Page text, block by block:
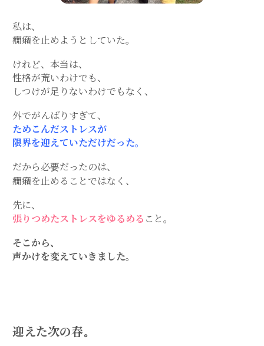
私は、
癇癪を止めようとしていた。
けれど、本当は、
性格が荒いわけでも、
しつけが足りないわけでもなく、
外でがんばりすぎて、
ためこんだストレスが
限界を迎えていただけだった。
だから必要だったのは、
癇癪を止めることではなく、
先に、
張りつめたストレスをゆるめる こと。
そこから、
声かけを変えていきました。
迎えた次の春。